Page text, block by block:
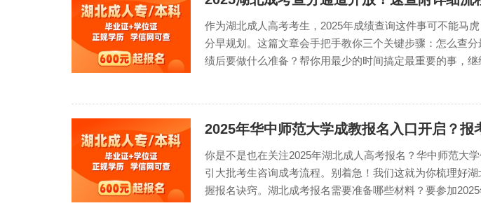
作为湖北成人高考考生，2025年成绩查询这件事可不能马
分早规划。这篇文章会手把手教你三个关键步骤：怎么查
绩后要做什么准备？帮你用最少的时间搞定最重要的事，
2025年华中师范大学成教报名入口开启？报
你是不是也在关注2025年湖北成人高考报名？华中师范大
引大批考生咨询成考流程。别着急！我们这就为你梳理好
握报名诀窍。湖北成考报名需要准备哪些材料？要参加